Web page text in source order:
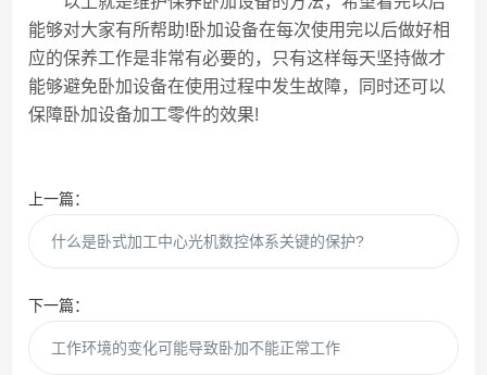
能够对大家有所帮助!卧加设备在每次使用完以后做好相
应的保养工作是非常有必要的，只有这样每天坚持做才
能够避免卧加设备在使用过程中发生故障，同时还可以
保障卧加设备加工零件的效果!
上一篇：
什么是卧式加工中心光机数控体系关键的保护?
下一篇：
工作环境的变化可能导致卧加不能正常工作